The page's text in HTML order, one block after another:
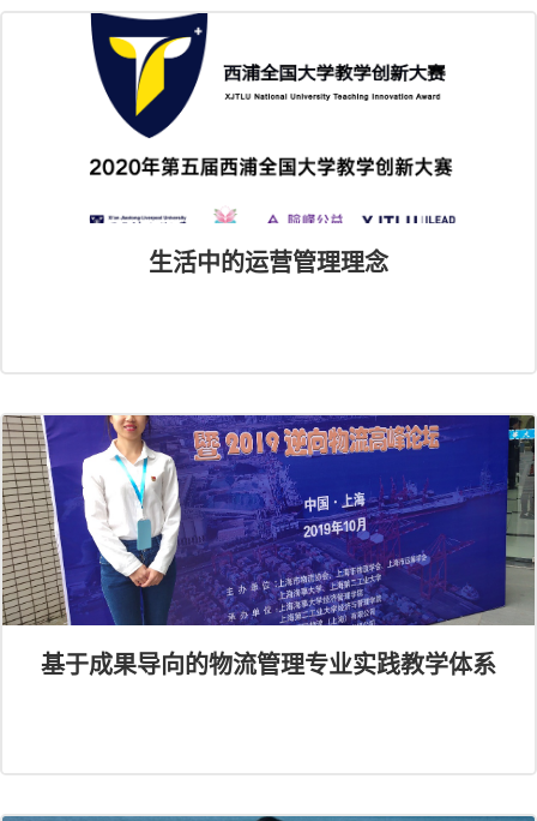
生活中的运营管理理念
基于成果导向的物流管理专业实践教学体系